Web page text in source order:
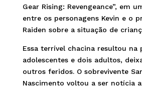
Gear Rising: Revengeance”, em
entre os personagens Kevin e o
Raiden sobre a situação de
Essa terrível chacina resultou na
adolescentes e dois adultos,
outros feridos. O sobrevivente
Nascimento voltou a ser notícia